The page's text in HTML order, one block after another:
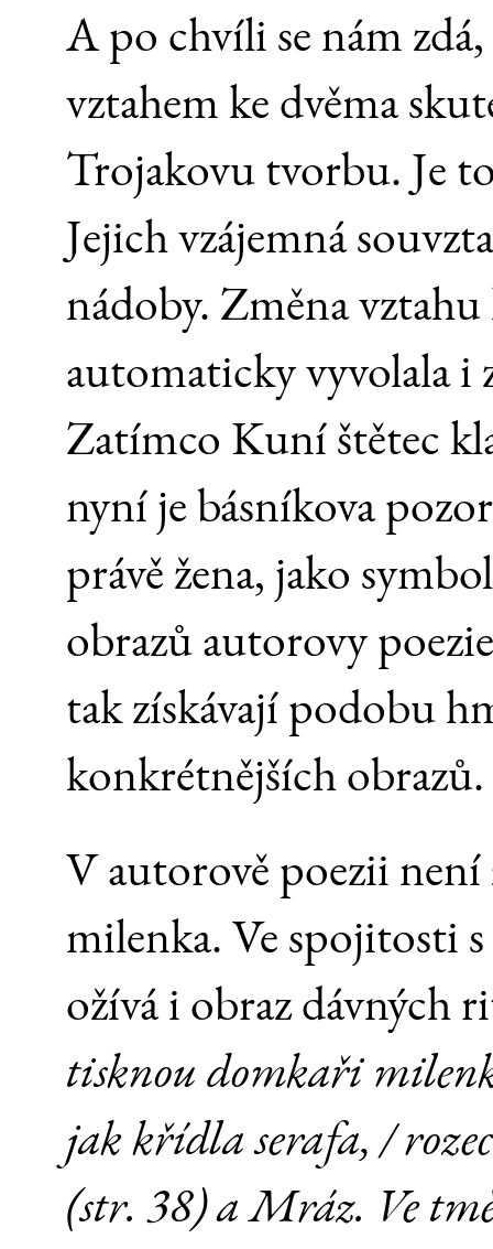
A po chvíli se nám
vztahem ke dvěma
Trojakovu tvorbu. Je
Jejich vzájemná
nádoby. Změna
automaticky vyvolala i
Zatímco Kuní štětec
nyní je básníkova
právě žena, jako
obrazů autorovy
tak získávají podobu
konkrétnějších obrazů.
V autorově poezii není
milenka. Ve spojitosti
ožívá i obraz dávných
tisknou domkaři
jak křídla serafa, /
(str. 38) a Mráz. Ve